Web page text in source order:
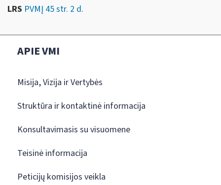
LRS PVMĮ 45 str. 2 d.
APIE VMI
Misija, Vizija ir Vertybės
Struktūra ir kontaktinė informacija
Konsultavimasis su visuomene
Teisinė informacija
Peticijų komisijos veikla